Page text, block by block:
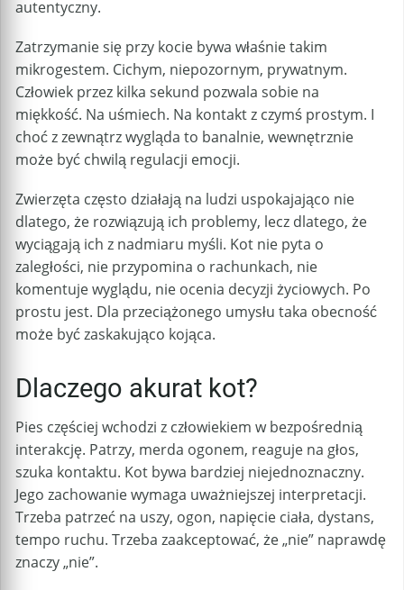
autentyczny.
Zatrzymanie się przy kocie bywa właśnie takim
mikrogestem. Cichym, niepozornym, prywatnym.
Człowiek przez kilka sekund pozwala sobie na
miękkość. Na uśmiech. Na kontakt z czymś prostym. I
choć z zewnątrz wygląda to banalnie, wewnętrznie
może być chwilą regulacji emocji.
Zwierzęta często działają na ludzi uspokajająco nie
dlatego, że rozwiązują ich problemy, lecz dlatego, że
wyciągają ich z nadmiaru myśli. Kot nie pyta o
zaległości, nie przypomina o rachunkach, nie
komentuje wyglądu, nie ocenia decyzji życiowych. Po
prostu jest. Dla przeciążonego umysłu taka obecność
może być zaskakująco kojąca.
Dlaczego akurat kot?
Pies częściej wchodzi z człowiekiem w bezpośrednią
interakcję. Patrzy, merda ogonem, reaguje na głos,
szuka kontaktu. Kot bywa bardziej niejednoznaczny.
Jego zachowanie wymaga uważniejszej interpretacji.
Trzeba patrzeć na uszy, ogon, napięcie ciała, dystans,
tempo ruchu. Trzeba zaakceptować, że „nie” naprawdę
znaczy „nie”.